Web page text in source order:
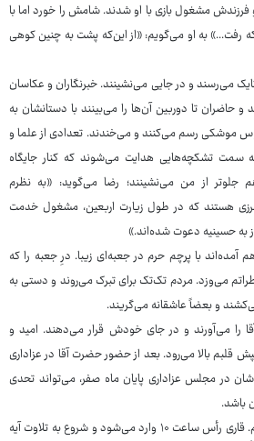
مشغول بازی با او شدند. شامش را خورد اما با
رفت...» به او می‌گویم: «از این‌که پشت به چنین کوهی
می‌رسند و در جایی می‌نشینند. خبرنگاران و عکاسان
حاضران تا دوربین آن‌ها را می‌بینند با دستانشان به
موشکی رسم می‌کنند و می‌خندند. تعدادی از علما و
سمت تشکچه‌هایی هدایت می‌شوند که کنار جایگاه
جلوتر از من می‌نشینند؛ رضا می‌گوید: «به نظرم
هستند که در طول زیارت اربعین، مشغول خدمت
به حسینیه دعوت شده‌اند.»
با پرچم حرم در جعبه‌ای زیبا. درِ جعبه را که
می‌وزد. مردم تک‌تک برای تبرک می‌روند و دستی به
و بعضاً عاشقانه می‌گریند.
آقا را می‌آورند و در جای خودش قرار می‌دهند. امید و
قلبم بالا می‌رود. بعد از حضور حضرت آقا در عزاداری
در مجلس عزاداری پایان ماه صفر، می‌تواند تحدی
باشد.
به ساعت ۱۰ صبح نزدیک می‌شویم. قاری رأس ساعت ۱۰ وارد می‌شود و شروع به تلاوت آیه